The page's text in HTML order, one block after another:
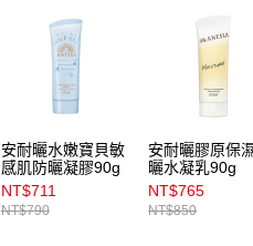
1.分期款項不
醒簡訊。
2.透過簡訊連
帳／街口支付
1.本服務係由「
用戶於交易時，
款買賣價金債權
2.基於同意付款
付款後全家取貨
每筆NT$100
7-11取貨付款
付款後7-11取貨
每筆NT$100，
安耐曬水嫩寶貝敏
感肌防曬凝膠90g
NT$711
NT$790
安耐曬膠原保
曬水凝乳90g
NT$765
NT$850